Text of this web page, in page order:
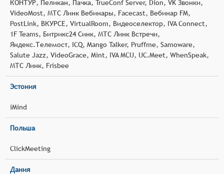
КОНТУР, Пеликан, Пачка, TrueConf Server, Dion, VK Звонки,
VideoMost, МТС Линк Вебинары, Facecast, Вебинар FM,
PostLink, ВКУРСЕ, VirtualRoom, Видеоселектор, IVA Connect,
1F Teams, Битрикс24 Синк, МТС Линк Встречи,
Яндекс.Телемост, ICQ, Mango Talker, Pruffme, Samoware,
Salute Jazz, VideoGrace, Mint, IVA MCU, UC.Meet, WhenSpeak,
МТС Линк, Frisbee
Эстония
iMind
Польша
ClickMeeting
Дания